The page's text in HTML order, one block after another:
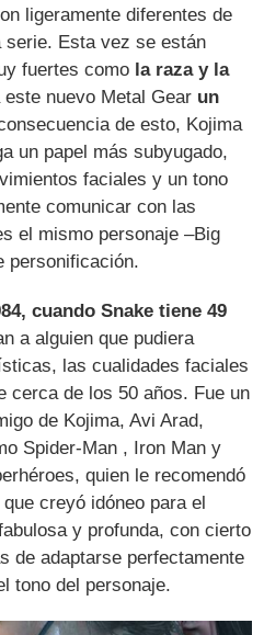
ligeramente diferentes de
serie. Esta vez se están
fuertes como la raza y la
nuevo Metal Gear un
de esto, Kojima
un papel más subyugado,
faciales y un tono
comunicar con las
el mismo personaje –Big
personificación.
cuando Snake tiene 49
a alguien que pudiera
las cualidades faciales
cerca de los 50 años. Fue un
de Kojima, Avi Arad,
Spider-Man , Iron Man y
quien le recomendó
creyó idóneo para el
y profunda, con cierto
de adaptarse perfectamente
tono del personaje.